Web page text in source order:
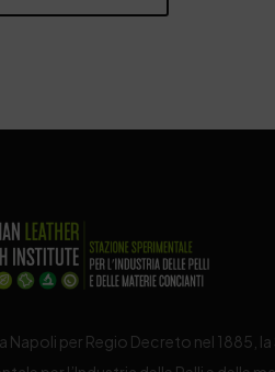
Napoli per Regio Decreto nel 1885,